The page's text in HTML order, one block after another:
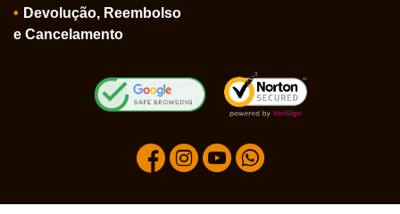
Devolução, Reembolso
e Cancelamento